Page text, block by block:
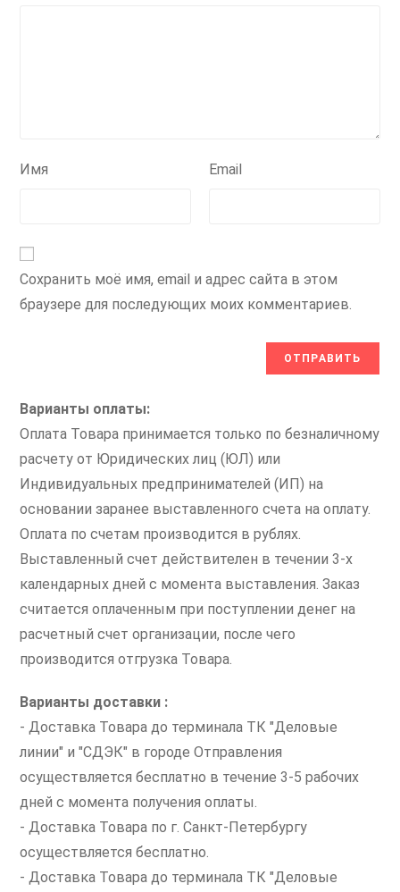
Имя Email
Сохранить моё имя, email и адрес сайта в этом
браузере для последующих моих комментариев.
Варианты оплаты:
Оплата Товара принимается только по безналичному
расчету от Юридических лиц (ЮЛ) или
Индивидуальных предпринимателей (ИП) на
основании заранее выставленного счета на оплату.
Оплата по счетам производится в рублях.
Выставленный счет действителен в течении 3-х
календарных дней с момента выставления. Заказ
считается оплаченным при поступлении денег на
расчетный счет организации, после чего
производится отгрузка Товара.
Варианты доставки :
- Доставка Товара до терминала ТК "Деловые
линии" и "СДЭК" в городе Отправления
осуществляется бесплатно в течение 3-5 рабочих
дней с момента получения оплаты.
- Доставка Товара по г. Санкт-Петербургу
осуществляется бесплатно.
- Доставка Товара до терминала ТК "Деловые